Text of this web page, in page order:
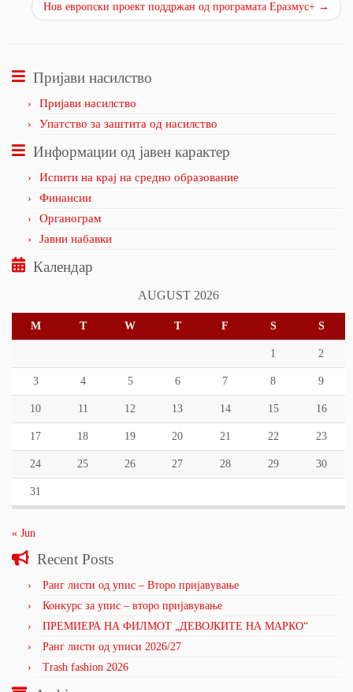
Нов европски проект поддржан од програмата Еразмус+ →
Пријави насилство
Пријави насилство
Упатство за заштита од насилство
Информации од јавен карактер
Испити на крај на средно образование
Финансии
Органограм
Јавни набавки
Календар
AUGUST 2026
M T W T F S S
1 2
3 4 5 6 7 8 9
10 11 12 13 14 15 16
17 18 19 20 21 22 23
24 25 26 27 28 29 30
31
« Jun
Recent Posts
Ранг листи од упис – Второ пријавување
Конкурс за упис – второ пријавување
ПРЕМИЕРА НА ФИЛМОТ „ДЕВОЈКИТЕ НА МАРКО“
Ранг листи од уписи 2026/27
Trash fashion 2026